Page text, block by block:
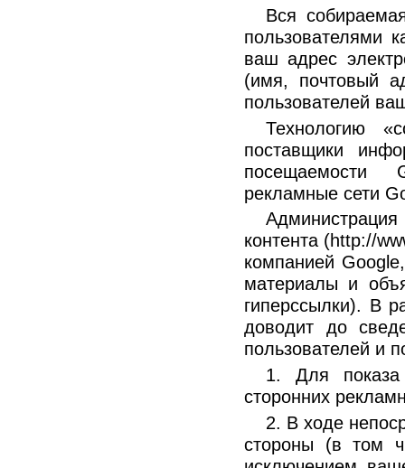
Вся
пользователями
ваш адрес
(имя, почтовый
пользователей
Технологию
поставщики
посещаемости
рекламные сети
контента (http://
компанией
материалы и
гиперссылки). В
доводит до
пользователей и
1. Для
сторонних
2. В ходе
стороны (в том